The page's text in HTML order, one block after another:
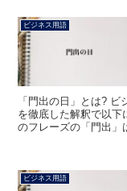
ビジネス用語
「門出の日」とは?
を徹底した解釈で以下
のフレーズの「門出」
ビジネス用語